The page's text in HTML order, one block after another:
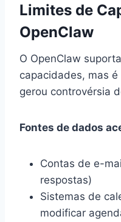
Limites de
OpenClaw
O OpenClaw
capacidades, mas
gerou controvérsia
Fontes de dados
Contas de e-
respostas)
Sistemas de
modificar